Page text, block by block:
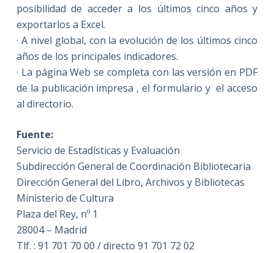
posibilidad de acceder a los últimos cinco años y
exportarlos a Excel.
· A nivel global, con la evolución de los últimos cinco
años de los principales indicadores.
· La página Web se completa con las versión en PDF
de la publicación impresa , el formulario y el acceso
al directorio.
Fuente:
Servicio de Estadísticas y Evaluación
Subdirección General de Coordinación Bibliotecaria
Dirección General del Libro, Archivos y Bibliotecas
Ministerio de Cultura
Plaza del Rey, nº 1
28004 – Madrid
Tlf. : 91 701 70 00 / directo 91 701 72 02